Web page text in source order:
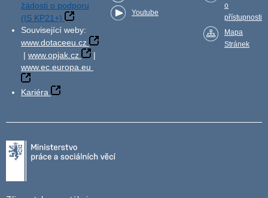
žádosti o podporu
(IS KP21+)
Související weby:
www.dotaceeu.cz
| www.opjak.cz
|
www.ec.europa.eu
Kariéra
Youtube
o
přístupnosti
Mapa
Stránek